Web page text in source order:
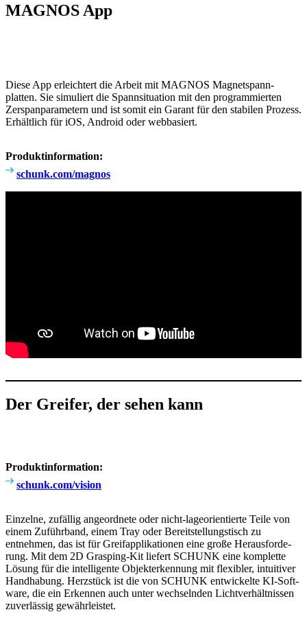
MAGNOS App
Diese App erleich­tert die Arbeit mit MAGNOS Magnet­spann­
platten. Sie simu­liert die Spann­si­tua­tion mit den program­mierten
Zerspan­pa­ra­me­tern und ist somit ein Garant für den stabilen Prozess.
Erhält­lich für iOS, Android oder webba­siert.
Produkt­in­for­ma­tion:
schunk.com/magnos
Der Greifer, der sehen kann
Produkt­in­for­ma­tion:
schunk.com/vision
Einzelne, zufällig ange­ord­nete oder nicht-lage­ori­en­tierte Teile von
einem Zuführ­band, einem Tray oder Bereit­stel­lungs­tisch zu
entnehmen, das ist für Grei­f­ap­pli­ka­tionen eine große Heraus­for­de­
rung. Mit dem 2D Gras­ping-Kit liefert SCHUNK eine komplette
Lösung für die intel­li­gente Objekt­er­ken­nung mit flexi­bler, intui­tiver
Hand­ha­bung. Herz­stück ist die von SCHUNK entwi­ckelte KI-Soft­
ware, die ein Erkennen auch unter wech­selnden Licht­ver­hält­nissen
zuver­lässig gewähr­leistet.